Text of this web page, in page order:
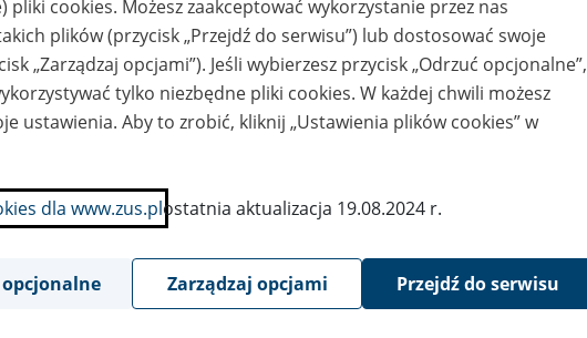
tel. 79 369-71-53, e-
biuro@archivia.com.p
l, www.archivia.com.
Miejsce
przechowywania
dokumentacji: ul.
Ludowa 29, 91-203
Łódź
historyczne Jakub
Lutosławski, Michał
Łakomiec spółka
48/81, 91-134 Łódź,
tel. 79 369-71-53, e-
biuro@archivia.com.p
pliki cookies. Możesz zaakceptować wykorzystanie przez nas
plików (przycisk „Przejdź do serwisu”) lub dostosować swoje
„Zarządzaj opcjami”). Jeśli wybierzesz przycisk „Odrzuć opcjonalne”,
tylko niezbędne pliki cookies. W każdej chwili możesz
ustawienia. Aby to zrobić, kliknij „Ustawienia plików cookies” w
dla www.zus.plostatnia aktualizacja 19.08.2024 r.
Zarządzaj opcjami Przejdź do serwisu